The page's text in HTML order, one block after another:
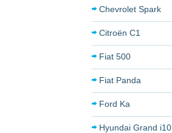
Chevrolet Spark
Citroën C1
Fiat 500
Fiat Panda
Ford Ka
Hyundai Grand i10